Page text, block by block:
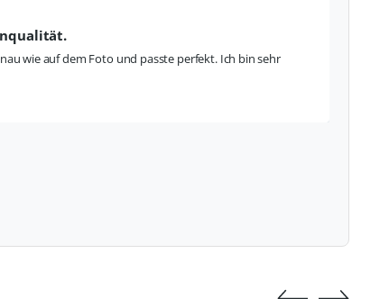
wie auf dem Foto und passte perfekt. Ich bin sehr